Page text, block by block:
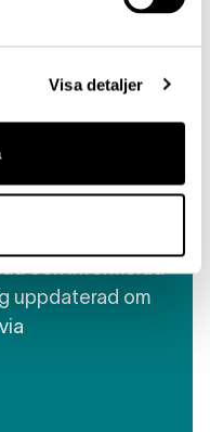
Visa detaljer
och informerad
uppdaterad om